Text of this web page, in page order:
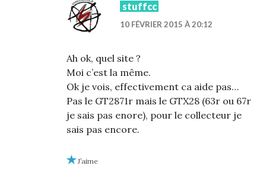
stuffcc
10 FÉVRIER 2015 À 20:12
Ah ok, quel site ?
Moi c’est la même.
Ok je vois, effectivement ca aide pas…
Pas le GT2871r mais le GTX28 (63r ou 67r
je sais pas enore), pour le collecteur je
sais pas encore.
J’aime